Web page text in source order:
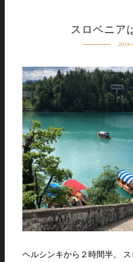
スロベニア
ヘルシンキから２時間半。